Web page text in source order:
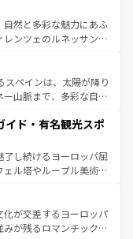
然と多彩な魅力にあふ
ンツェのルネッサンス
やアマルフィ海岸の絶
光の合間には、本場の
料理を堪能することも
ない旅をしてみよう！
スペインは、太陽が降り
山脈まで、多彩な自然
フラメンコ、熱気あふ
生活の一部となってい
囲気や、バルセロナの
古代ローマ遺跡や中世
なるスペインはその個
を魅了する。 なお、新着のスペイン情報は コ
イド・有名観光スポ
し続けるヨーロッパ屈
ル塔やルーブル美術館
麗な宮殿、歴史的な大
な自然が、訪れる者を心
食の国としても知ら
化が交差するヨーロッパ
が残るロマンチック街